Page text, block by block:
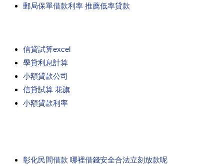
郵局保單借款利率 推薦低率貸款
信貸試算excel
學貸利息計算
小額貸款公司
信貸試算 花旗
小額貸款利率
彰化民間借款 哪裡借錢安全合法立刻放款呢